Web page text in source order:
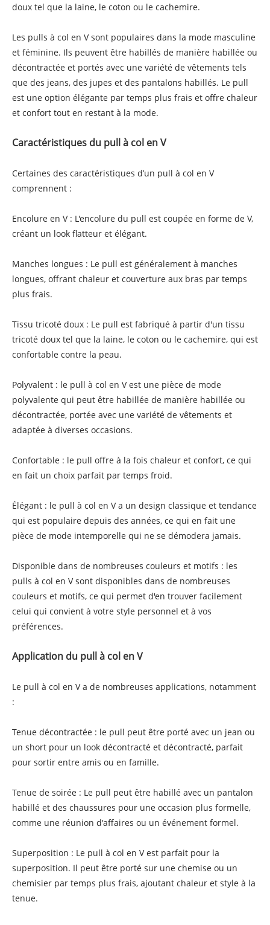
doux tel que la laine, le coton ou le cachemire.
Les pulls à col en V sont populaires dans la mode masculine
et féminine. Ils peuvent être habillés de manière habillée ou
décontractée et portés avec une variété de vêtements tels
que des jeans, des jupes et des pantalons habillés. Le pull
est une option élégante par temps plus frais et offre chaleur
et confort tout en restant à la mode.
Caractéristiques du pull à col en V
Certaines des caractéristiques d’un pull à col en V
comprennent :
Encolure en V : L'encolure du pull est coupée en forme de V,
créant un look flatteur et élégant.
Manches longues : Le pull est généralement à manches
longues, offrant chaleur et couverture aux bras par temps
plus frais.
Tissu tricoté doux : Le pull est fabriqué à partir d'un tissu
tricoté doux tel que la laine, le coton ou le cachemire, qui est
confortable contre la peau.
Polyvalent : le pull à col en V est une pièce de mode
polyvalente qui peut être habillée de manière habillée ou
décontractée, portée avec une variété de vêtements et
adaptée à diverses occasions.
Confortable : le pull offre à la fois chaleur et confort, ce qui
en fait un choix parfait par temps froid.
Élégant : le pull à col en V a un design classique et tendance
qui est populaire depuis des années, ce qui en fait une
pièce de mode intemporelle qui ne se démodera jamais.
Disponible dans de nombreuses couleurs et motifs : les
pulls à col en V sont disponibles dans de nombreuses
couleurs et motifs, ce qui permet d'en trouver facilement
celui qui convient à votre style personnel et à vos
préférences.
Application du pull à col en V
Le pull à col en V a de nombreuses applications, notamment
:
Tenue décontractée : le pull peut être porté avec un jean ou
un short pour un look décontracté et décontracté, parfait
pour sortir entre amis ou en famille.
Tenue de soirée : Le pull peut être habillé avec un pantalon
habillé et des chaussures pour une occasion plus formelle,
comme une réunion d'affaires ou un événement formel.
Superposition : Le pull à col en V est parfait pour la
superposition. Il peut être porté sur une chemise ou un
chemisier par temps plus frais, ajoutant chaleur et style à la
tenue.